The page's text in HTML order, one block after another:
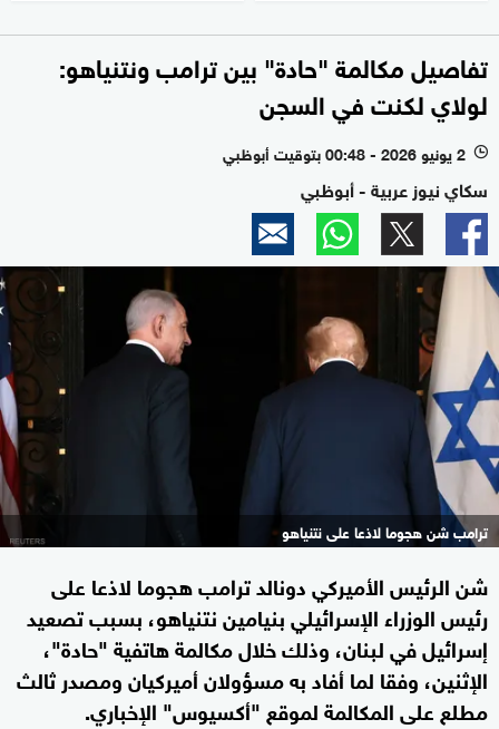
تفاصيل مكالمة "حادة" بين ترامب ونتنياهو:
لولاي لكنت في السجن
l 2 يونيو 2026 - 00:48 بتوقيت أبوظبي
سكاي نيوز عربية - أبوظبي
ترامب شن هجوما لاذعا على نتنياهو
شن الرئيس الأميركي دونالد ترامب هجوما لاذعا على
رئيس الوزراء الإسرائيلي بنيامين نتنياهو، بسبب تصعيد
إسرائيل في لبنان، وذلك خلال مكالمة هاتفية "حادة"،
الإثنين، وفقا لما أفاد به مسؤولان أميركيان ومصدر ثالث
مطلع على المكالمة لموقع "أكسيوس" الإخباري.